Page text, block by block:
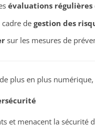
évaluations régulières
degestion des
sur les mesures de
plus en plus numérique,
et menacent la sécurité